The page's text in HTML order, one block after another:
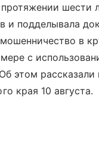
шести
и подделывала
в
с
этом рассказали
края 10 августа.